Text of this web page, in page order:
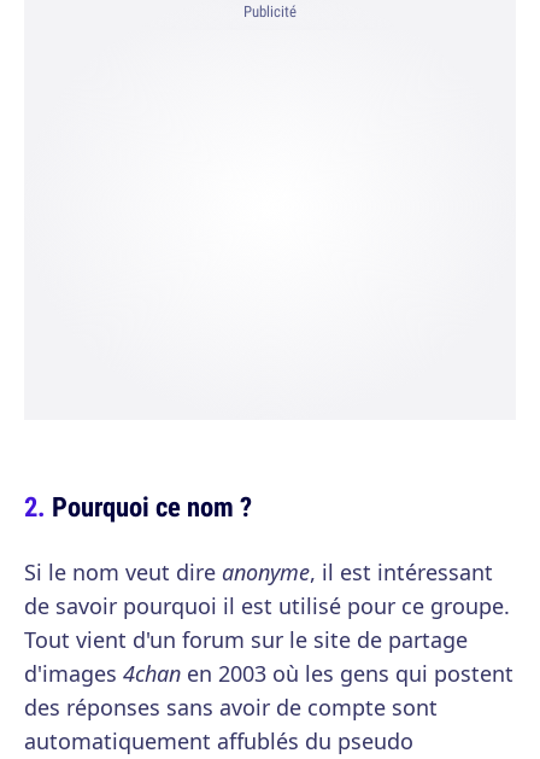
Publicité
Pourquoi ce nom ?
Si le nom veut dire anonyme, il est intéressant
de savoir pourquoi il est utilisé pour ce groupe.
Tout vient d'un forum sur le site de partage
d'images 4chan en 2003 où les gens qui postent
des réponses sans avoir de compte sont
automatiquement affublés du pseudo